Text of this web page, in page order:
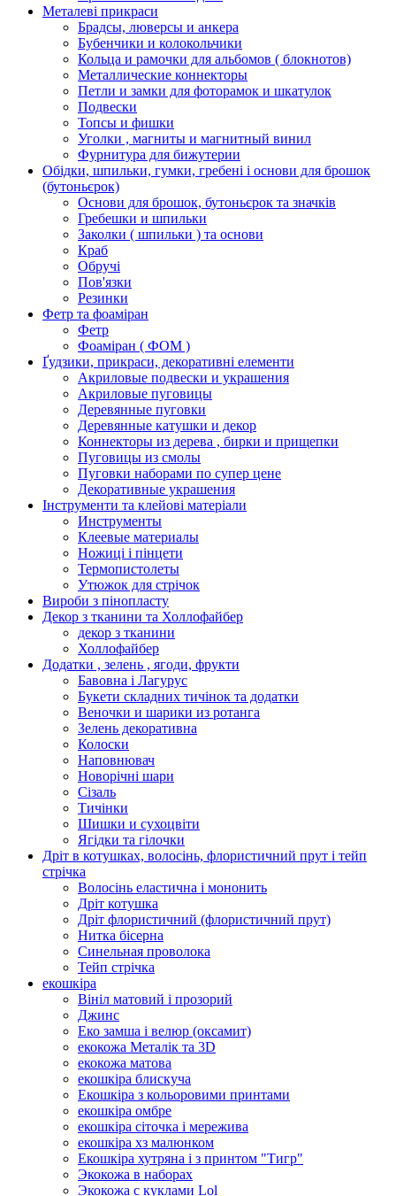
Металеві прикраси
Брадсы, люверсы и анкера
Бубенчики и колокольчики
Кольца и рамочки для альбомов ( блокнотов)
Металлические коннекторы
Петли и замки для фоторамок и шкатулок
Подвески
Топсы и фишки
Уголки , магниты и магнитный винил
Фурнитура для бижутерии
Обідки, шпильки, гумки, гребені і основи для брошок
(бутоньєрок)
Основи для брошок, бутоньєрок та значків
Гребешки и шпильки
Заколки ( шпильки ) та основи
Краб
Обручі
Пов'язки
Резинки
Фетр та фоаміран
Фетр
Фоаміран ( ФОМ )
Ґудзики, прикраси, декоративні елементи
Акриловые подвески и украшения
Акриловые пуговицы
Деревянные пуговки
Деревянные катушки и декор
Коннекторы из дерева , бирки и прищепки
Пуговицы из смолы
Пуговки наборами по супер цене
Декоративные украшения
Інструменти та клейові матеріали
Инструменты
Клеевые материалы
Ножиці і пінцети
Термопистолеты
Утюжок для стрічок
Вироби з пінопласту
Декор з тканини та Холлофайбер
декор з тканини
Холлофайбер
Додатки , зелень , ягоди, фрукти
Бавовна і Лагурус
Букети складних тичінок та додатки
Веночки и шарики из ротанга
Зелень декоративна
Колоски
Наповнювач
Новорічні шари
Сізаль
Тичінки
Шишки и сухоцвіти
Ягідки та гілочки
Дріт в котушках, волосінь, флористичний прут і тейп
стрічка
Волосінь еластична і мононить
Дріт котушка
Дріт флористичний (флористичний прут)
Нитка бісерна
Синельная проволока
Тейп стрічка
екошкіра
Вініл матовий і прозорий
Джинс
Еко замша і велюр (оксамит)
екокожа Металік та 3D
екокожа матова
екошкіра блискуча
Екошкіра з кольоровими принтами
екошкіра омбре
екошкіра сіточка і мережива
екошкіра хз малюнком
Екошкіра хутряна і з принтом "Тигр"
Экокожа в наборах
Экокожа с куклами Lol